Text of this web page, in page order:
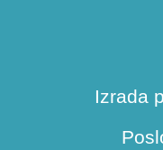
Izrada